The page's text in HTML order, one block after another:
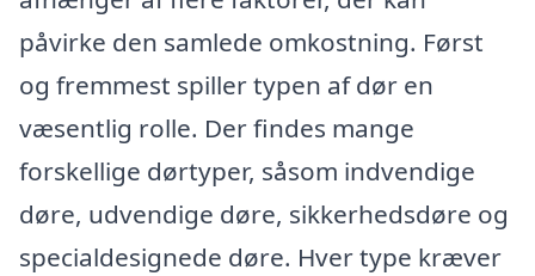
påvirke den samlede omkostning. Først
og fremmest spiller typen af dør en
væsentlig rolle. Der findes mange
forskellige dørtyper, såsom indvendige
døre, udvendige døre, sikkerhedsdøre og
specialdesignede døre. Hver type kræver